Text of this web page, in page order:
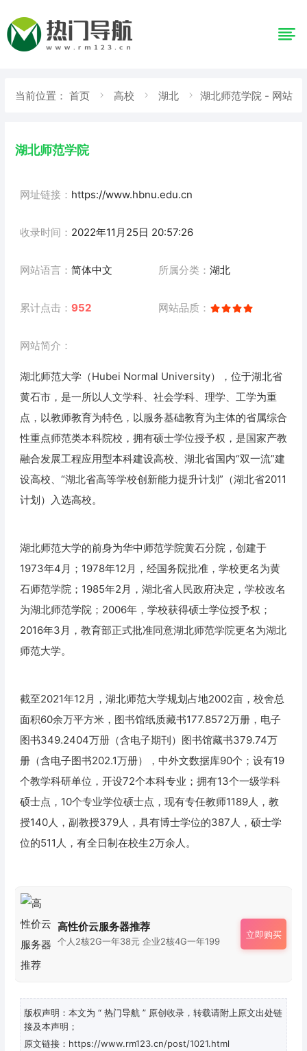
当前位置： 首页 高校 湖北 湖北师范学院 - 网站
湖北师范学院
网址链接： https://www.hbnu.edu.cn
收录时间： 2022年11月25日 20:57:26
网站语言： 简体中文 所属分类： 湖北
累计点击： 952 网站品质：
网站简介：
湖北师范大学（Hubei Normal University），位于湖北省
黄石市，是一所以人文学科、社会学科、理学、工学为重
点，以教师教育为特色，以服务基础教育为主体的省属综合
性重点师范类本科院校，拥有硕士学位授予权，是国家产教
融合发展工程应用型本科建设高校、湖北省国内“双一流”建
设高校、“湖北省高等学校创新能力提升计划”（湖北省2011
计划）入选高校。
湖北师范大学的前身为华中师范学院黄石分院，创建于
1973年4月；1978年12月，经国务院批准，学校更名为黄
石师范学院；1985年2月，湖北省人民政府决定，学校改名
为湖北师范学院；2006年，学校获得硕士学位授予权；
2016年3月，教育部正式批准同意湖北师范学院更名为湖北
师范大学。
截至2021年12月，湖北师范大学规划占地2002亩，校舍总
面积60余万平方米，图书馆纸质藏书177.8572万册，电子
图书349.2404万册（含电子期刊）图书馆藏书379.74万
册（含电子图书202.1万册），中外文数据库90个；设有19
个教学科研单位，开设72个本科专业；拥有13个一级学科
硕士点，10个专业学位硕士点，现有专任教师1189人，教
授140人，副教授379人，具有博士学位的387人，硕士学
位的511人，有全日制在校生2万余人。
高性价云服务器推荐
个人2核2G一年38元 企业2核4G一年199
立即购买
版权声明：本文为 “ 热门导航 ” 原创收录，转载请附上原文出处链
接及本声明；
原文链接：https://www.rm123.cn/post/1021.html